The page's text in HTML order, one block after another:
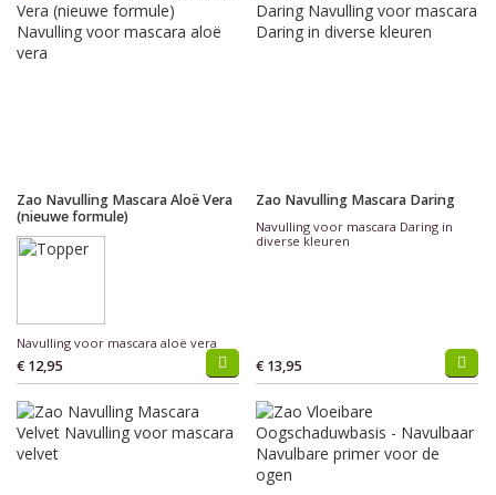
Zao Navulling Mascara Aloë Vera
(nieuwe formule)
Navulling voor mascara aloë vera
€ 12,95
Zao Navulling Mascara Daring
Navulling voor mascara Daring in
diverse kleuren
€ 13,95